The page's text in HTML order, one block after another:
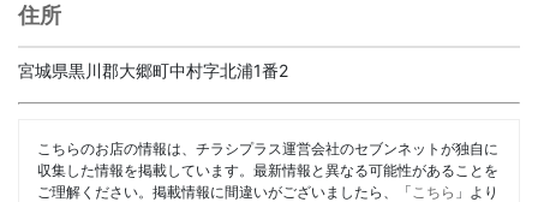
住所
宮城県黒川郡大郷町中村字北浦1番2
こちらのお店の情報は、チラシプラス運営会社のセブンネットが独自に
収集した情報を掲載しています。最新情報と異なる可能性があることを
ご理解ください。掲載情報に間違いがございましたら、「 こちら 」より